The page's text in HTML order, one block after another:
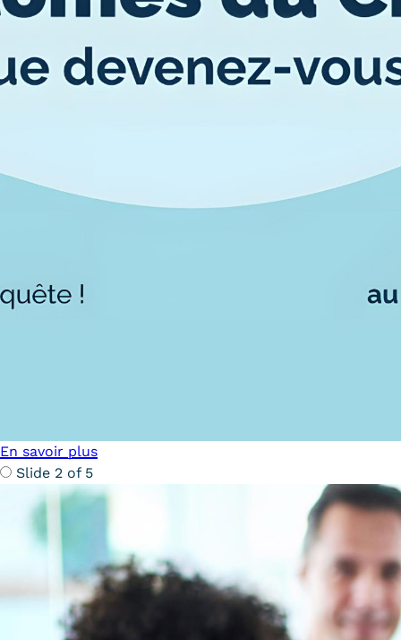
Où sommes-nous ?
Carte lieux et centres Cnam en
BFC
Actualités
Trouver votre formation
OFFRE NATIONALE
Catalogue national
Équivalences, passerelles et
En savoir plus
Slide 2 of 5